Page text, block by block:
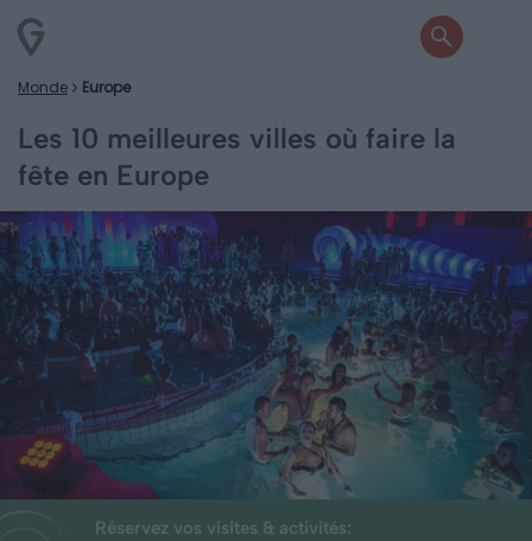
Monde Europe
Les 10 meilleures villes où faire la
fête en Europe
Réservez vos visites & activités: